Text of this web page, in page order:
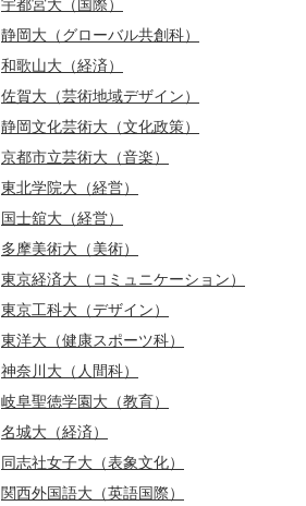
宇都宮大（国際）
静岡大（グローバル共創科）
和歌山大（経済）
佐賀大（芸術地域デザイン）
静岡文化芸術大（文化政策）
京都市立芸術大（音楽）
東北学院大（経営）
国士舘大（経営）
多摩美術大（美術）
東京経済大（コミュニケーション）
東京工科大（デザイン）
東洋大（健康スポーツ科）
神奈川大（人間科）
岐阜聖徳学園大（教育）
名城大（経済）
同志社女子大（表象文化）
関西外国語大（英語国際）